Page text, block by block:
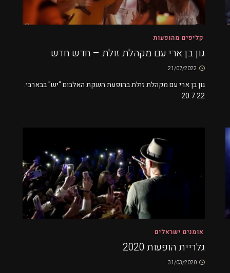
קליפים מהופעות
גון בן ארי עם מקהלת זולת – חדש חדש
גון בן ארי עם מקהלת זולת בהופעת השקת האלבום "יש" בבארבי.
20.7.22
אומנים ישראלים
גלריית הופעות 2020